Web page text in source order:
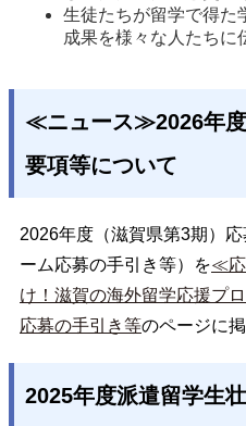
生徒たちが留学で得た
成果を様々な人たちに
≪ニュース≫2026年
要項等について
2026年度（滋賀県第3期）
ーム応募の手引き等）を≪応
け！滋賀の海外留学応援プ
応募の手引き等のページに掲
2025年度派遣留学生